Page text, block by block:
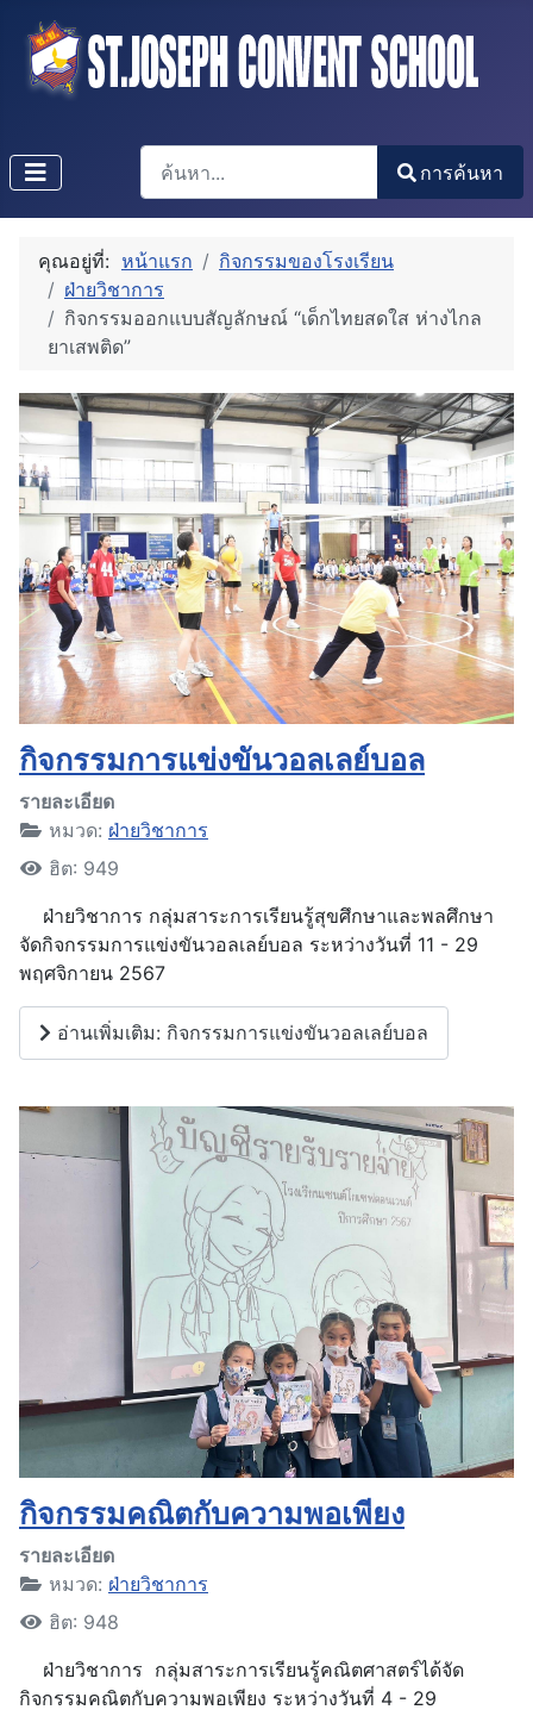
การค้นหา
Type 2 or more characters for results.
การค้นหา
คุณอยู่ที่: หน้าแรก
กิจกรรมของโรงเรียน
ฝ่ายวิชาการ
กิจกรรมออกแบบสัญลักษณ์ “เด็กไทยสดใส ห่างไกล
ยาเสพติด”
กิจกรรมการแข่งขันวอลเลย์บอล
รายละเอียด
หมวด: ฝ่ายวิชาการ
ฮิต: 949
ฝ่ายวิชาการ กลุ่มสาระการเรียนรู้สุขศึกษาและพลศึกษา
จัดกิจกรรมการแข่งขันวอลเลย์บอล ระหว่างวันที่ 11 - 29
พฤศจิกายน 2567
อ่านเพิ่มเติม: กิจกรรมการแข่งขันวอลเลย์บอล
กิจกรรมคณิตกับความพอเพียง
รายละเอียด
หมวด: ฝ่ายวิชาการ
ฮิต: 948
ฝ่ายวิชาการ กลุ่มสาระการเรียนรู้คณิตศาสตร์ได้จัด
กิจกรรมคณิตกับความพอเพียง ระหว่างวันที่ 4 - 29